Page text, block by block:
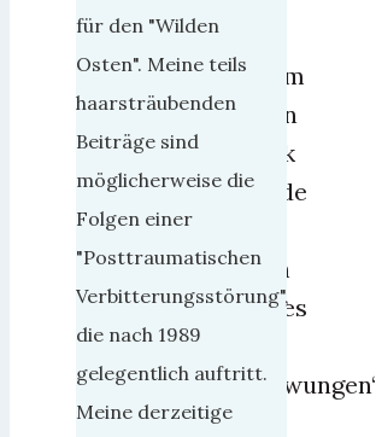
einem
üblen
Trick
wurde
auch
dieses
für den "Wilden
Osten". Meine teils
haarsträubenden
Beiträge sind
möglicherweise die
Folgen einer
"Posttraumatischen
Verbitterungsstörung",
die nach 1989
gelegentlich auftritt.
Meine derzeitige